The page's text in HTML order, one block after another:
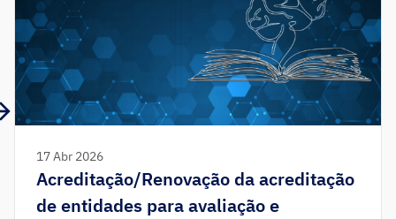
17 Abr 2026
Acreditação/Renovação da acreditação
de entidades para avaliação e